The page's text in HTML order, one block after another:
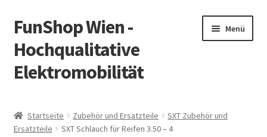
Zur
Navigation
springen
Zum
Inhalt
springen
FunShop Wien -
Hochqualitative
Elektromobilität
Menü
Informationen zur Rechtslage in Österreich
Startseite Zubehör und Ersatzteile
SXT Zubehör und
Ersatzteile
SXT Schlauch für Reifen 3.50 – 4